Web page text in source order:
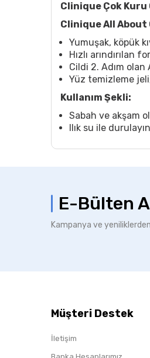
Clinique Çok
Clinique All About
Yumuşak, köpük
Hızlı
Cildi 2. Adım olan
Yüz temizleme
Kullanım Şekli:
Sabah ve akşam
Ilık su ile
E-Bülten
Kampanya ve
Müşteri Destek
İletişim